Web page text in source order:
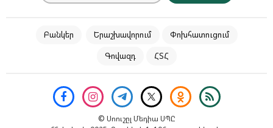
Բանկեր Երաշխավորում
Փոխհատուցում
Գովազդ
ՀՏՀ
© Սոուշըլ Մեդիա ՍՊԸ